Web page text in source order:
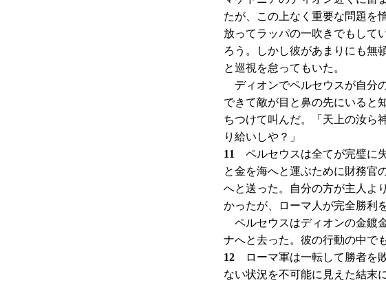
たが、この上なく重要な問題を
放ってラッパの一吹きでもして
ろう。しかし彼があまりにも無
と巡視を怠ってもいた。
ディオンでペルセウスが自分
できて敵が目と鼻の先にいると
ちつけて叫んだ。「天上の汝ら
り給いしや？」
11
ペルセウスは全てが完璧に
と金を海へと運ぶために財務官
へと送った。自分の方が主人よ
かったが、ローマ人が完全勝利
ペルセウスはディオンの金鍍
ナへと去った。彼の行動の中で
12 ローマ軍は一転して勝者を
ない状況を不可能に見えた結末